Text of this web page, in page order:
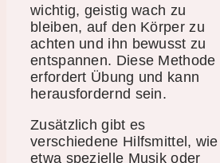
wichtig, geistig wach zu
bleiben, auf den Körper zu
achten und ihn bewusst zu
entspannen. Diese Methode
erfordert Übung und kann
herausfordernd sein.
Zusätzlich gibt es
verschiedene Hilfsmittel, wie
etwa spezielle Musik oder